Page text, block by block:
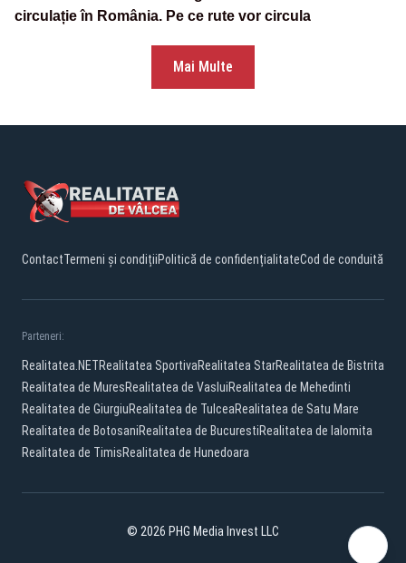
circulație în România. Pe ce rute vor circula
Mai Multe
ContactTermeni și condițiiPolitică de confidențialitateCod de conduită
Parteneri:
Realitatea.NETRealitatea SportivaRealitatea StarRealitatea de Bistrita
Realitatea de MuresRealitatea de VasluiRealitatea de Mehedinti
Realitatea de GiurgiuRealitatea de TulceaRealitatea de Satu Mare
Realitatea de BotosaniRealitatea de BucurestiRealitatea de Ialomita
Realitatea de TimisRealitatea de Hunedoara
© 2026 PHG Media Invest LLC